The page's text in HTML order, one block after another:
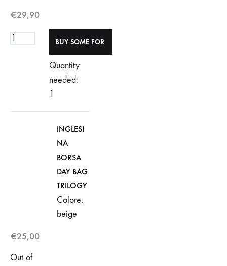
€29,90
Quantity
needed:
1
INGLESI
NA
BORSA
DAY BAG
TRILOGY
Colore:
beige
€25,00
Out of